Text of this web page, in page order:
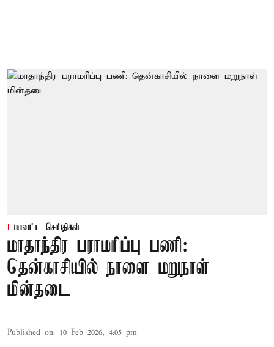
மாவட்ட செய்திகள்
மாதாந்திர பராமரிப்பு பணி:
தென்காசியில் நாளை மறுநாள்
மின்தடை
Published on: 10 Feb 2026, 4:05 pm